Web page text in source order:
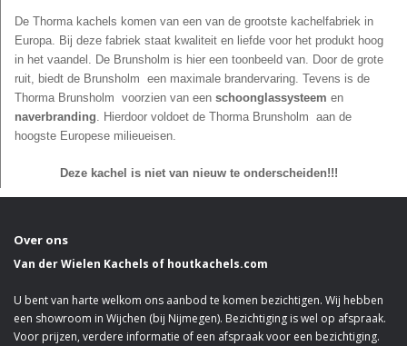
De Thorma kachels komen van een van de grootste kachelfabriek in
Europa. Bij deze fabriek staat kwaliteit en liefde voor het produkt hoog
in het vaandel. De Brunsholm is hier een toonbeeld van. Door de grote
ruit, biedt de Brunsholm een maximale brandervaring. Tevens is de
Thorma Brunsholm voorzien van een schoonglassysteem en
naverbranding. Hierdoor voldoet de Thorma Brunsholm aan de
hoogste Europese milieueisen.
Deze kachel is niet van nieuw te onderscheiden!!!
Over ons
Van der Wielen Kachels of houtkachels.com
U bent van harte welkom ons aanbod te komen bezichtigen. Wij hebben
een showroom in Wijchen (bij Nijmegen). Bezichtiging is wel op afspraak.
Voor prijzen, verdere informatie of een afspraak voor een bezichtiging.